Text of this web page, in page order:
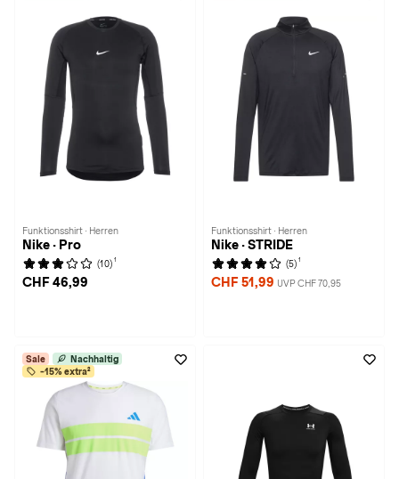
Funktionsshirt · Herren
Nike · Pro
(10) 1
CHF 46,99
Funktionsshirt · Herren
Nike · STRIDE
(5) 1
CHF 51,99 UVP CHF 70,95
Sale
Nachhaltig
-15% extra²